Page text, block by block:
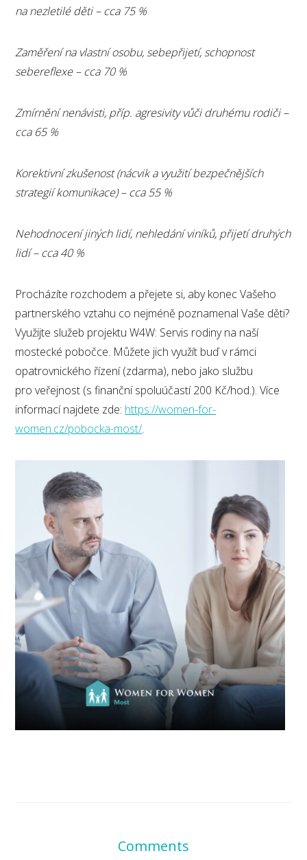
na nezletilé děti – cca 75 %
Zaměření na vlastní osobu, sebepřijetí, schopnost
sebereflexe – cca 70 %
Zmírnění nenávisti, příp. agresivity vůči druhému rodiči –
cca 65 %
Korektivní zkušenost (nácvik a využití bezpečnějších
strategií komunikace) – cca 55 %
Nehodnocení jiných lidí, nehledání viníků, přijetí druhých
lidí – cca 40 %
Procházíte rozchodem a přejete si, aby konec Vašeho
partnerského vztahu co nejméně poznamenal Vaše děti?
Využijte služeb projektu W4W: Servis rodiny na naší
mostecké pobočce. Můžete jich využít buď v rámci
opatrovnického řízení (zdarma), nebo jako službu
pro veřejnost (s finanční spoluúčastí 200 Kč/hod.). Více
informací najdete zde: https://women-for-
women.cz/pobocka-most/.
Comments